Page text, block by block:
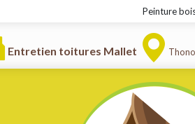
Peinture
Entretien toitures Mallet